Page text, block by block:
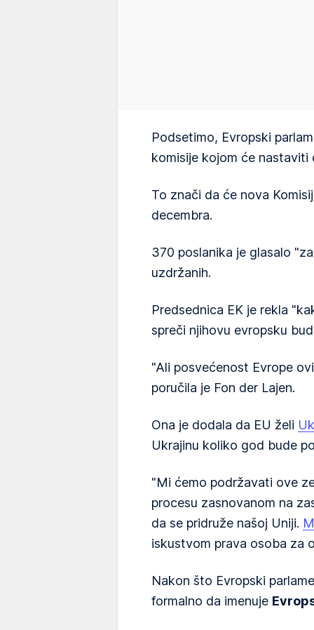
Podsetimo, Evropski
komisije kojom će nastaviti
To znači da će nova
decembra.
370 poslanika je glasalo
uzdržanih.
Predsednica EK je rekla
spreči njihovu evropsku
"Ali posvećenost Evrope
poručila je Fon der Lajen.
Ona je dodala da EU želi
Ukrajinu koliko god bude
"Mi ćemo podržavati ove
procesu zasnovanom na
da se pridruže našoj Uniji.
iskustvom prava osoba za
Nakon što Evropski
formalno da imenuje